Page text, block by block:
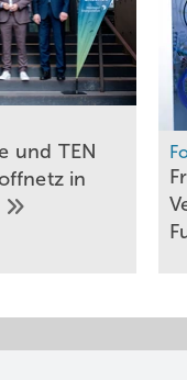
und TEN
in